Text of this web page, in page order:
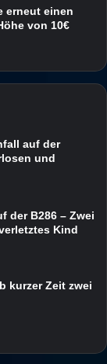
erneut einen
von 10€
auf der
und
der B286 – Zwei
Kind
kurzer Zeit zwei